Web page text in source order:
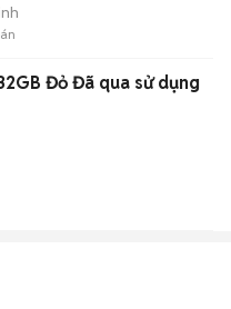
Đỏ Đã qua sử dụng